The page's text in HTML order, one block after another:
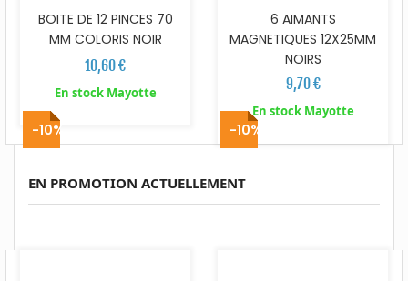
BOITE DE 12 PINCES 70
MM COLORIS NOIR
10,60 €
En stock Mayotte
6 AIMANTS
MAGNETIQUES 12X25MM
NOIRS
9,70 €
En stock Mayotte
EN PROMOTION ACTUELLEMENT
-10% -10%